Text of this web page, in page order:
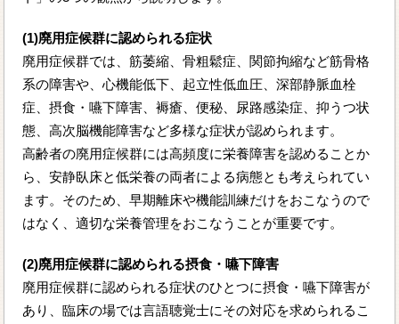
(1)廃用症候群に認められる症状
廃用症候群では、筋萎縮、骨粗鬆症、関節拘縮など筋骨格
系の障害や、心機能低下、起立性低血圧、深部静脈血栓
症、摂食・嚥下障害、褥瘡、便秘、尿路感染症、抑うつ状
態、高次脳機能障害など多様な症状が認められます。
高齢者の廃用症候群には高頻度に栄養障害を認めることか
ら、安静臥床と低栄養の両者による病態とも考えられてい
ます。そのため、早期離床や機能訓練だけをおこなうので
はなく、適切な栄養管理をおこなうことが重要です。
(2)廃用症候群に認められる摂食・嚥下障害
廃用症候群に認められる症状のひとつに摂食・嚥下障害が
あり、臨床の場では言語聴覚士にその対応を求められるこ